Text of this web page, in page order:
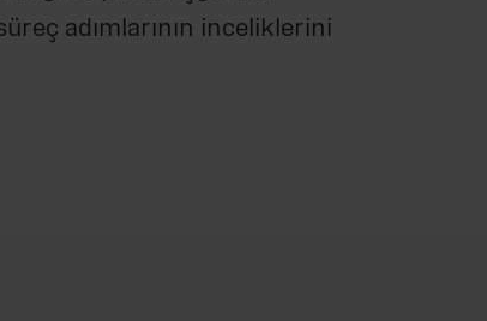
adımlarının inceliklerini